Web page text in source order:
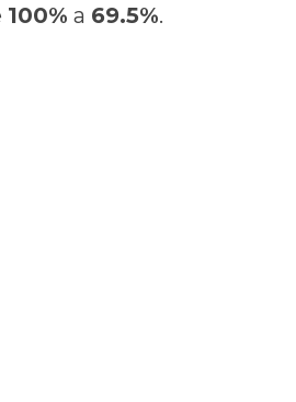
100% a 69.5%.